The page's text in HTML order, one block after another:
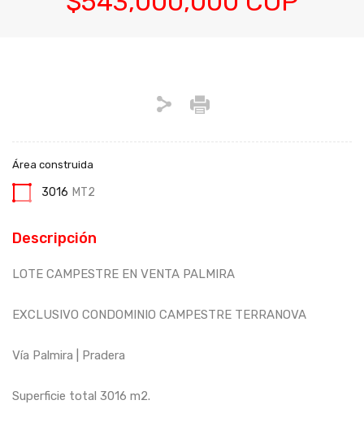
Área construida
3016 MT2
Descripción
LOTE CAMPESTRE EN VENTA PALMIRA
EXCLUSIVO CONDOMINIO CAMPESTRE TERRANOVA
Vía Palmira | Pradera
Superficie total 3016 m2.